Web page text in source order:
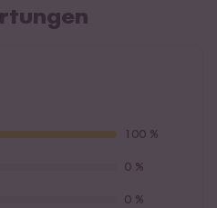
100 %
0 %
0 %